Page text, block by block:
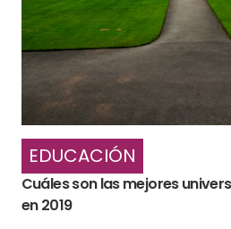
EDUCACIÓN
Cuáles son las mejores
en 2019